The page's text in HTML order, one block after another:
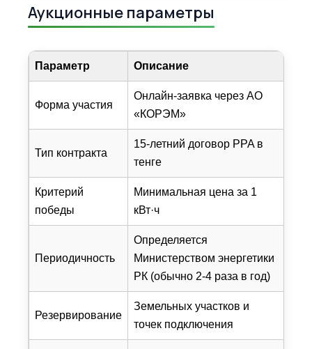
Аукционные параметры
Параметр Описание
Форма участия
Онлайн-заявка через АО
«КОРЭМ»
Тип контракта
15-летний договор PPA в
тенге
Критерий
победы
Минимальная цена за 1
кВт·ч
Периодичность
Определяется
Министерством энергетики
РК (обычно 2-4 раза в год)
Резервирование
Земельных участков и
точек подключения